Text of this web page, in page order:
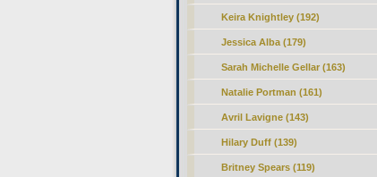
Keira Knightley (192)
Jessica Alba (179)
Sarah Michelle Gellar (163)
Natalie Portman (161)
Avril Lavigne (143)
Hilary Duff (139)
Britney Spears (119)